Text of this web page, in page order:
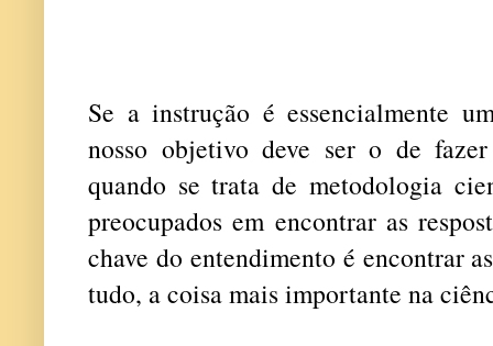
Se a instrução é essencialmente
nosso objetivo deve ser o de
quando se trata de metodologia
preocupados em encontrar as
chave do entendimento é encontrar
tudo, a coisa mais importante na